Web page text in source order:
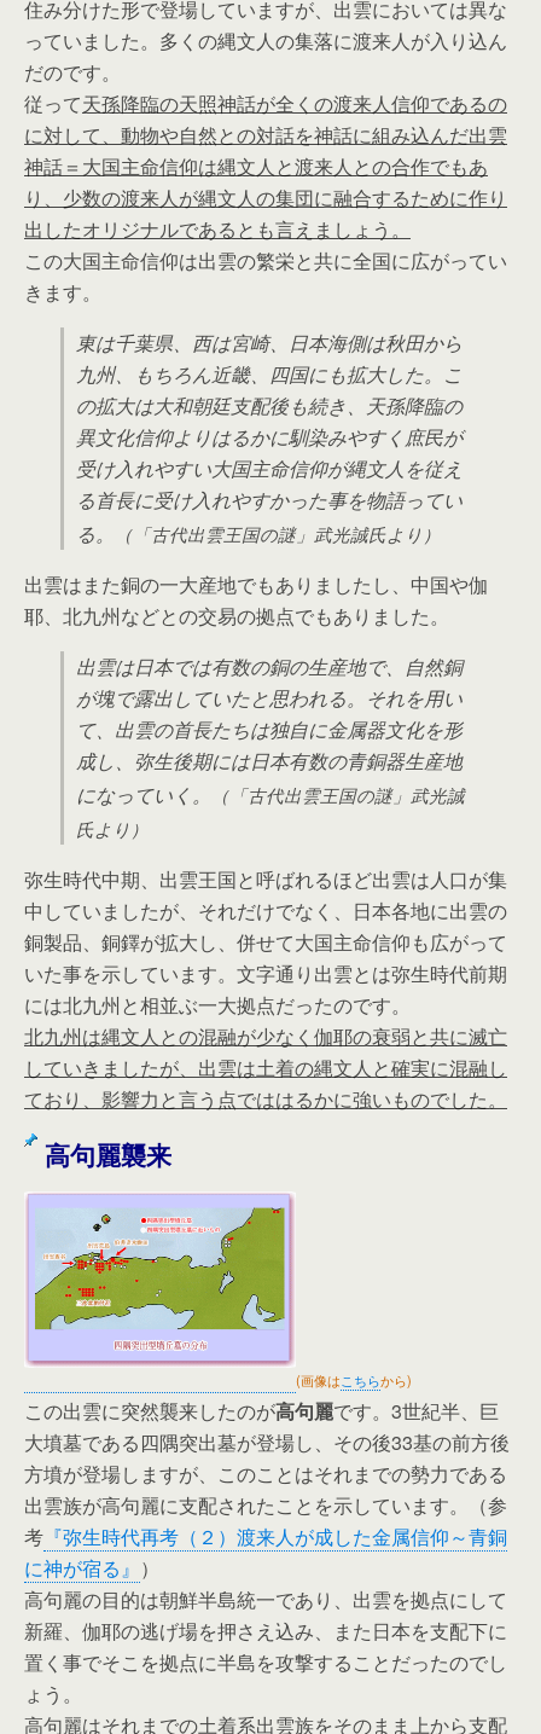
住み分けた形で登場していますが、出雲においては異な
っていました。多くの縄文人の集落に渡来人が入り込ん
だのです。
従って天孫降臨の天照神話が全くの渡来人信仰であるの
に対して、動物や自然との対話を神話に組み込んだ出雲
神話＝大国主命信仰は縄文人と渡来人との合作でもあ
り、少数の渡来人が縄文人の集団に融合するために作り
出したオリジナルであるとも言えましょう。
この大国主命信仰は出雲の繁栄と共に全国に広がってい
きます。
東は千葉県、西は宮崎、日本海側は秋田から
九州、もちろん近畿、四国にも拡大した。こ
の拡大は大和朝廷支配後も続き、天孫降臨の
異文化信仰よりはるかに馴染みやすく庶民が
受け入れやすい大国主命信仰が縄文人を従え
る首長に受け入れやすかった事を物語ってい
る。
（「古代出雲王国の謎」武光誠氏より）
出雲はまた銅の一大産地でもありましたし、中国や伽
耶、北九州などとの交易の拠点でもありました。
出雲は日本では有数の銅の生産地で、自然銅
が塊で露出していたと思われる。それを用い
て、出雲の首長たちは独自に金属器文化を形
成し、弥生後期には日本有数の青銅器生産地
になっていく。
（「古代出雲王国の謎」武光誠
氏より）
弥生時代中期、出雲王国と呼ばれるほど出雲は人口が集
中していましたが、それだけでなく、日本各地に出雲の
銅製品、銅鐸が拡大し、併せて大国主命信仰も広がって
いた事を示しています。文字通り出雲とは弥生時代前期
には北九州と相並ぶ一大拠点だったのです。
北九州は縄文人との混融が少なく伽耶の衰弱と共に滅亡
していきましたが、出雲は土着の縄文人と確実に混融し
ており、影響力と言う点でははるかに強いものでした。
高句麗襲来
(画像はこちらから)
この出雲に突然襲来したのが高句麗です。3世紀半、巨
大墳墓である四隅突出墓が登場し、その後33基の前方後
方墳が登場しますが、このことはそれまでの勢力である
出雲族が高句麗に支配されたことを示しています。（参
考 『弥生時代再考（２）渡来人が成した金属信仰～青銅
に神が宿る』 ）
高句麗の目的は朝鮮半島統一であり、出雲を拠点にして
新羅、伽耶の逃げ場を押さえ込み、また日本を支配下に
置く事でそこを拠点に半島を攻撃することだったのでし
ょう。
高句麗はそれまでの土着系出雲族をそのまま上から支配